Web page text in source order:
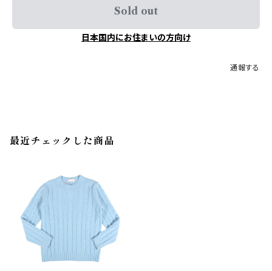
Sold out
日本国内にお住まいの方向け
通報する
最近チェックした商品